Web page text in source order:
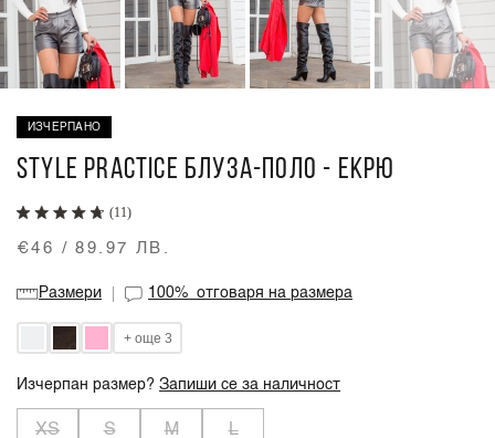
ИЗЧЕРПАНО
STYLE PRACTICE БЛУЗА-ПОЛО - ЕКРЮ
(11)
€46 / 89.97 ЛВ.
Размери 100%отговаря на размера
+ още 3
Изчерпан размер?Запиши се за наличност
XS S M L